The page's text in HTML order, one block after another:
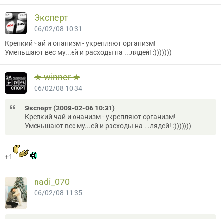
Эксперт
06/02/08 10:31
Крепкий чай и онанизм - укрепляют организм!
Уменьшают вес му...ей и расходы на ...лядей! :)))))))
★ winner ★
06/02/08 10:34
Эксперт (2008-02-06 10:31)
Крепкий чай и онанизм - укрепляют организм!
Уменьшают вес му...ей и расходы на ...лядей! :)))))))
+1
nadi_070
06/02/08 11:35